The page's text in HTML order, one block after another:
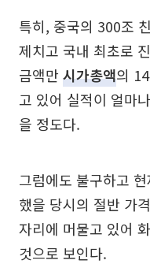
특히, 중국의 300조
제치고 국내 최초로
금액만 시가총액의
고 있어 실적이 얼마
을 정도다.
그럼에도 불구하고
했을 당시의 절반 가
자리에 머물고 있어
것으로 보인다.